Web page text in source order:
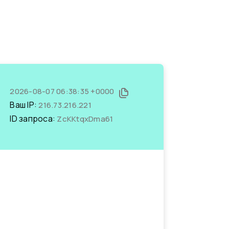
2026-08-07 06:38:35 +0000
Ваш IP:216.73.216.221
ID запроса: ZcKKtqxDma61